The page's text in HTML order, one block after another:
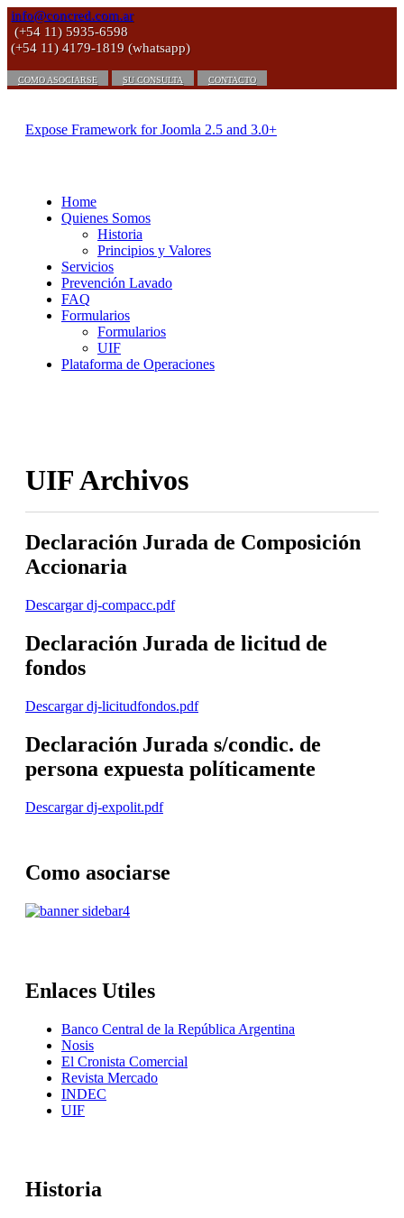
info@concred.com.ar
(+54 11) 5935-6598
(+54 11) 4179-1819 (whatsapp)
COMO ASOCIARSE SU CONSULTA CONTACTO
Expose Framework for Joomla 2.5 and 3.0+
Home
Quienes Somos
Historia
Principios y Valores
Servicios
Prevención Lavado
FAQ
Formularios
Formularios
UIF
Plataforma de Operaciones
UIF Archivos
Declaración Jurada de Composición
Accionaria
Descargar dj-compacc.pdf
Declaración Jurada de licitud de
fondos
Descargar dj-licitudfondos.pdf
Declaración Jurada s/condic. de
persona expuesta políticamente
Descargar dj-expolit.pdf
Como asociarse
Enlaces Utiles
Banco Central de la República Argentina
Nosis
El Cronista Comercial
Revista Mercado
INDEC
UIF
Historia